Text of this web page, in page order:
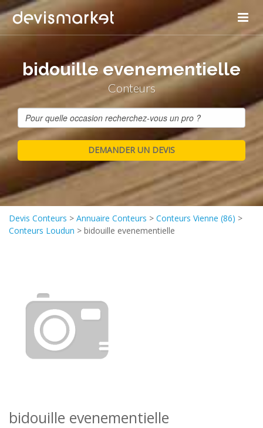
bidouille evenementielle
Conteurs
Devis Conteurs > Annuaire Conteurs > Conteurs Vienne (86) >
Conteurs Loudun > bidouille evenementielle
bidouille evenementielle